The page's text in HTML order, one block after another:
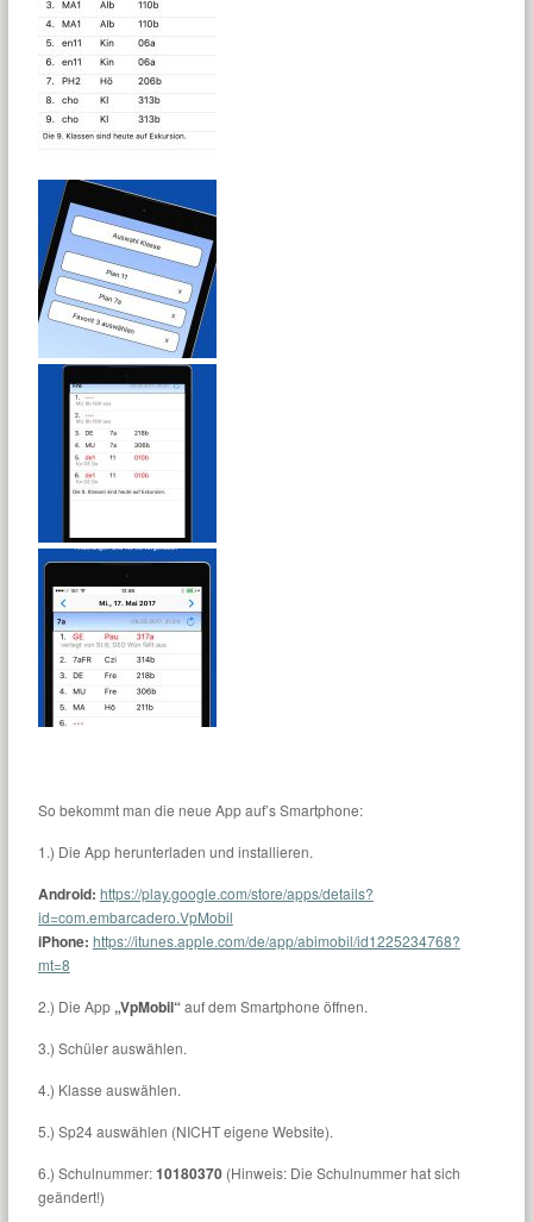
So bekommt man die neue App auf’s Smartphone:
1.) Die App herunterladen und installieren.
Android: https://play.google.com/store/apps/details?
id=com.embarcadero.VpMobil
iPhone: https://itunes.apple.com/de/app/abimobil/id1225234768?
mt=8
2.) Die App„VpMobil“auf dem Smartphone öffnen.
3.) Schüler auswählen.
4.) Klasse auswählen.
5.) Sp24 auswählen (NICHT eigene Website).
6.) Schulnummer:10180370 (Hinweis: Die Schulnummer hat sich
geändert!)